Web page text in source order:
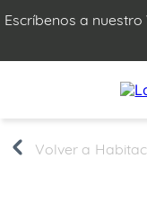
Escríbenos a